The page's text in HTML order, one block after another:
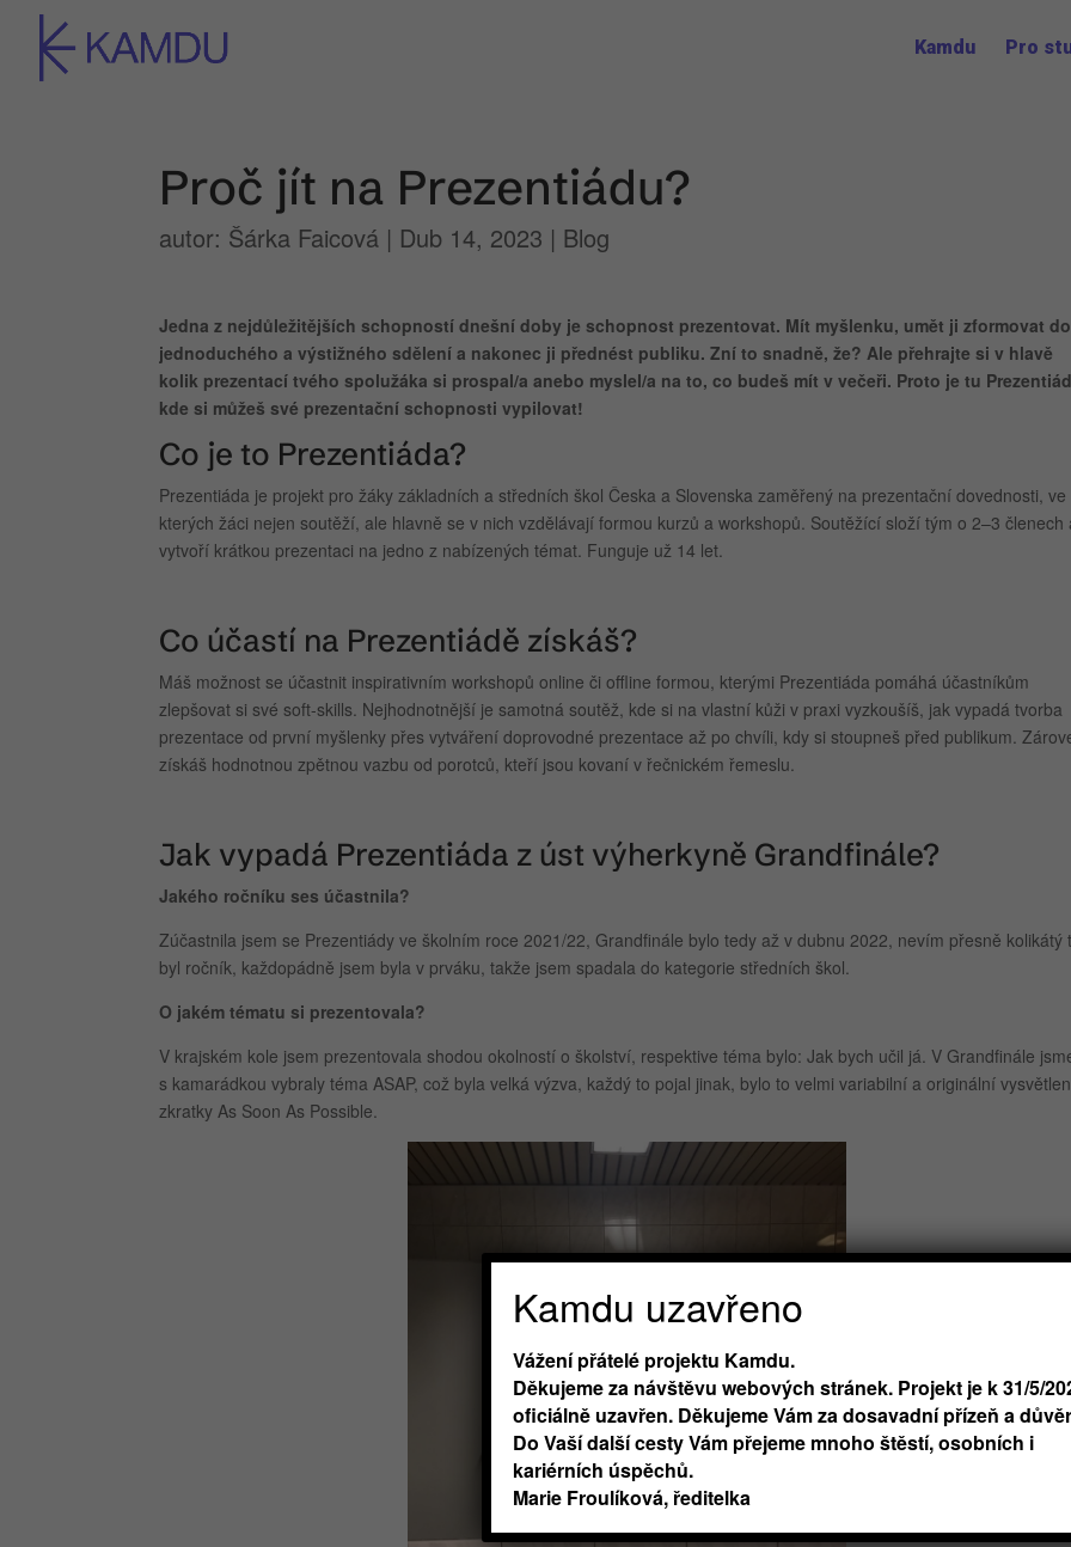
Kamdu Pro
Proč jít na Prezentiádu?
autor: Šárka Faicová| Dub 14, 2023 | Blog
Jedna z nejdůležitějších schopností dnešní doby je schopnost prezentovat. Mít myšlenku, umět ji zformovat do
jednoduchého a výstižného sdělení a nakonec ji přednést publiku. Zní to snadně, že? Ale přehrajte si v hlavě
kolik prezentací tvého spolužáka si prospal/a anebo myslel/a na to, co budeš mít v večeři. Proto je tu
kde si můžeš své prezentační schopnosti vypilovat!
Co je to Prezentiáda?
Prezentiáda je projekt pro žáky základních a středních škol Česka a Slovenska zaměřený na prezentační dovednosti, ve
kterých žáci nejen soutěží, ale hlavně se v nich vzdělávají formou kurzů a workshopů. Soutěžící složí tým o 2–3 členech
vytvoří krátkou prezentaci na jedno z nabízených témat. Funguje už 14 let.
Co účastí na Prezentiádě získáš?
Máš možnost se účastnit inspirativním workshopů online či offline formou, kterými Prezentiáda pomáhá účastníkům
zlepšovat si své soft-skills. Nejhodnotnější je samotná soutěž, kde si na vlastní kůži v praxi vyzkoušíš, jak vypadá tvorba
prezentace od první myšlenky přes vytváření doprovodné prezentace až po chvíli, kdy si stoupneš před publikum.
získáš hodnotnou zpětnou vazbu od porotců, kteří jsou kovaní v řečnickém řemeslu.
Jak vypadá Prezentiáda z úst výherkyně Grandfinále?
Jakého ročníku ses účastnila?
Zúčastnila jsem se Prezentiády ve školním roce 2021/22, Grandfinále bylo tedy až v dubnu 2022, nevím přesně kolikátý
byl ročník, každopádně jsem byla v prváku, takže jsem spadala do kategorie středních škol.
O jakém tématu si prezentovala?
V krajském kole jsem prezentovala shodou okolností o školství, respektive téma bylo: Jak bych učil já. V Grandfinále
s kamarádkou vybraly téma ASAP, což byla velká výzva, každý to pojal jinak, bylo to velmi variabilní a originální
zkratky As Soon As Possible.
Kamdu uzavřeno
Vážení přátelé projektu Kamdu.
Děkujeme za návštěvu webových stránek. Projekt je k 31/5/
oficiálně uzavřen. Děkujeme Vám za dosavadní přízeň a
Do Vaší další cesty Vám přejeme mnoho štěstí, osobních i
kariérních úspěchů.
Marie Froulíková, ředitelka